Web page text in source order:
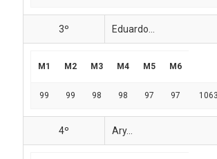
3º Eduardo...
M1 M2 M3 M4 M5 M6
99 99 98 98 97 97 1063
4º Ary...